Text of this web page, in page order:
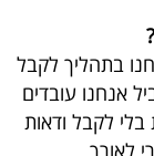
בתהליך לקבל
אנחנו עובדים
לקבל ודאות
לאורך